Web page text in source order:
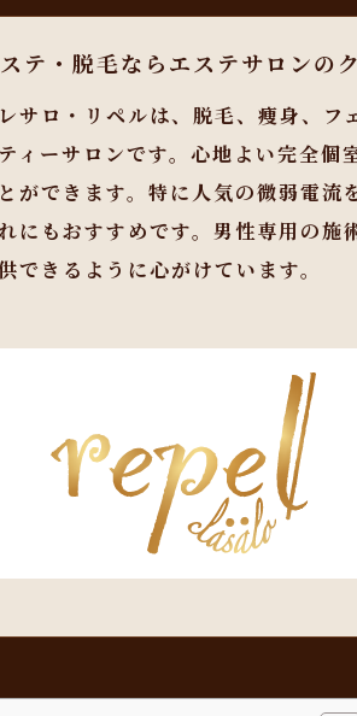
テ・脱毛ならエステサロンの
サロ・リペルは、脱毛、痩身、
ィーサロンです。心地よい完全
ができます。特に人気の微弱電
にもおすすめです。男性専用の
できるように心がけています。